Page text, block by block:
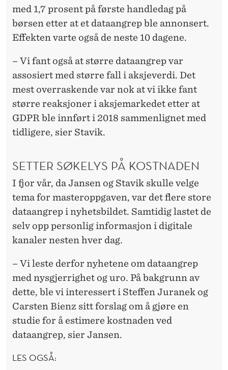
med 1,7 prosent på første handledag på
børsen etter at et dataangrep ble annonsert.
Effekten varte også de neste 10 dagene.
– Vi fant også at større dataangrep var
assosiert med større fall i aksjeverdi. Det
mest overraskende var nok at vi ikke fant
større reaksjoner i aksjemarkedet etter at
GDPR ble innført i 2018 sammenlignet med
tidligere, sier Stavik.
SETTER SØKELYS PÅ KOSTNADEN
I fjor vår, da Jansen og Stavik skulle velge
tema for masteroppgaven, var det flere store
dataangrep i nyhetsbildet. Samtidig lastet de
selv opp personlig informasjon i digitale
kanaler nesten hver dag.
– Vi leste derfor nyhetene om dataangrep
med nysgjerrighet og uro. På bakgrunn av
dette, ble vi interessert i Steffen Juranek og
Carsten Bienz sitt forslag om å gjøre en
studie for å estimere kostnaden ved
dataangrep, sier Jansen.
LES OGSÅ: